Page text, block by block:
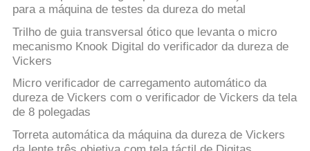
para a máquina de testes da dureza do metal
Trilho de guia transversal ótico que levanta o micro
mecanismo Knook Digital do verificador da dureza de
Vickers
Micro verificador de carregamento automático da
dureza de Vickers com o verificador de Vickers da tela
de 8 polegadas
Torreta automática da máquina da dureza de Vickers